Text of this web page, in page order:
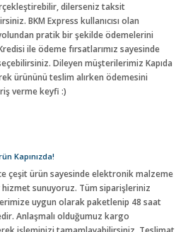
dilerseniz taksit
BKM Express kullanıcısı olan
pratik bir şekilde ödemelerini
ile ödeme fırsatlarımız sayesinde
Dileyen müşterilerimiz Kapıda
ürününü teslim alırken ödemesini
verme keyfi :)
Kapınızda!
çeşit ürün sayesinde elektronik malzeme
hizmet sunuyoruz. Tüm siparişleriniz
uygun olarak paketlenip 48 saat
Anlaşmalı olduğumuz kargo